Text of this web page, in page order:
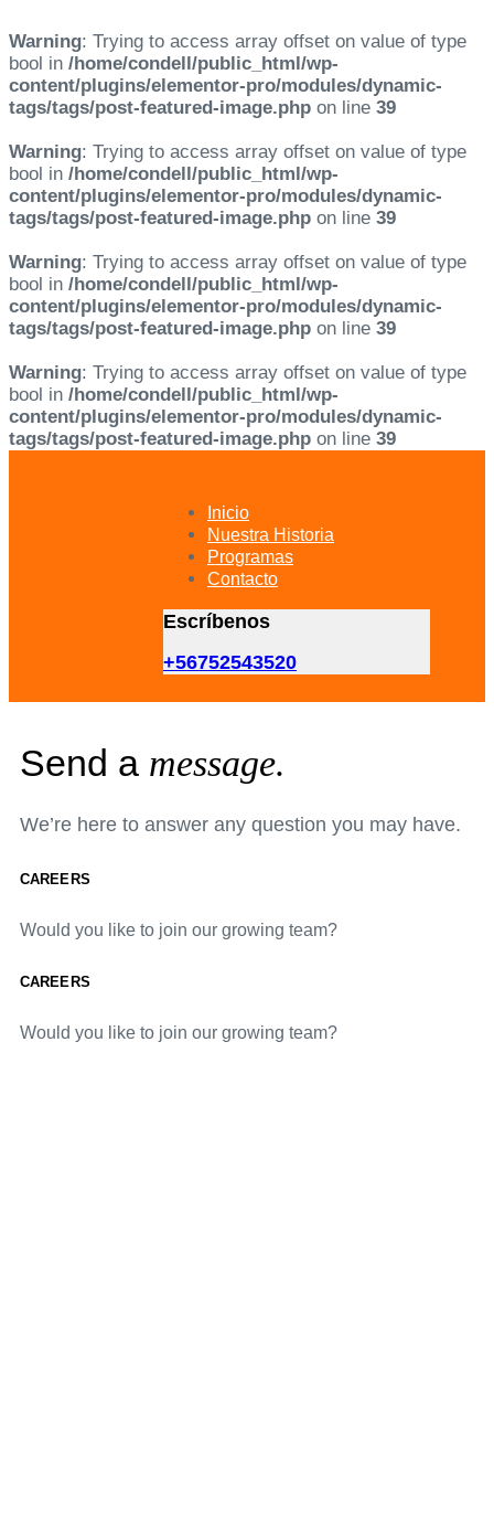
Warning: Trying to access array offset on value of type
bool in /home/condell/public_html/wp-
content/plugins/elementor-pro/modules/dynamic-
tags/tags/post-featured-image.php on line 39
Warning: Trying to access array offset on value of type
bool in /home/condell/public_html/wp-
content/plugins/elementor-pro/modules/dynamic-
tags/tags/post-featured-image.php on line 39
Warning: Trying to access array offset on value of type
bool in /home/condell/public_html/wp-
content/plugins/elementor-pro/modules/dynamic-
tags/tags/post-featured-image.php on line 39
Warning: Trying to access array offset on value of type
bool in /home/condell/public_html/wp-
content/plugins/elementor-pro/modules/dynamic-
tags/tags/post-featured-image.php on line 39
Inicio
Nuestra Historia
Programas
Contacto
Escríbenos
+56752543520
Send a message.
We’re here to answer any question you may have.
CAREERS
Would you like to join our growing team?
CAREERS
Would you like to join our growing team?